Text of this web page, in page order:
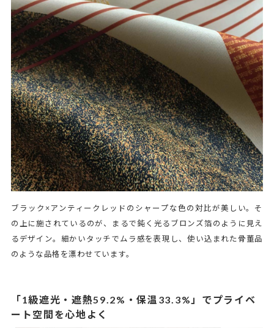
ブラック×アンティークレッドのシャープな色の対比が美しい。そ
の上に施されているのが、まるで鈍く光るブロンズ箔のように見え
るデザイン。細かいタッチでムラ感を表現し、使い込まれた骨董品
のような品格を漂わせています。
「1級遮光・遮熱59.2%・保温33.3%」でプライベ
ート空間を心地よく